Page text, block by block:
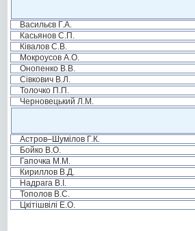
Васильєв Г.А.
Касьянов С.П.
Ківалов С.В.
Мокроусов А.О.
Онопенко В.В.
Сівкович В.Л.
Толочко П.П.
Черновецький Л.М.
Астров–Шумілов Г.К.
Бойко В.О.
Гапочка М.М.
Кириллов В.Д.
Надрага В.І.
Тополов В.С.
Цкітішвілі Е.О.